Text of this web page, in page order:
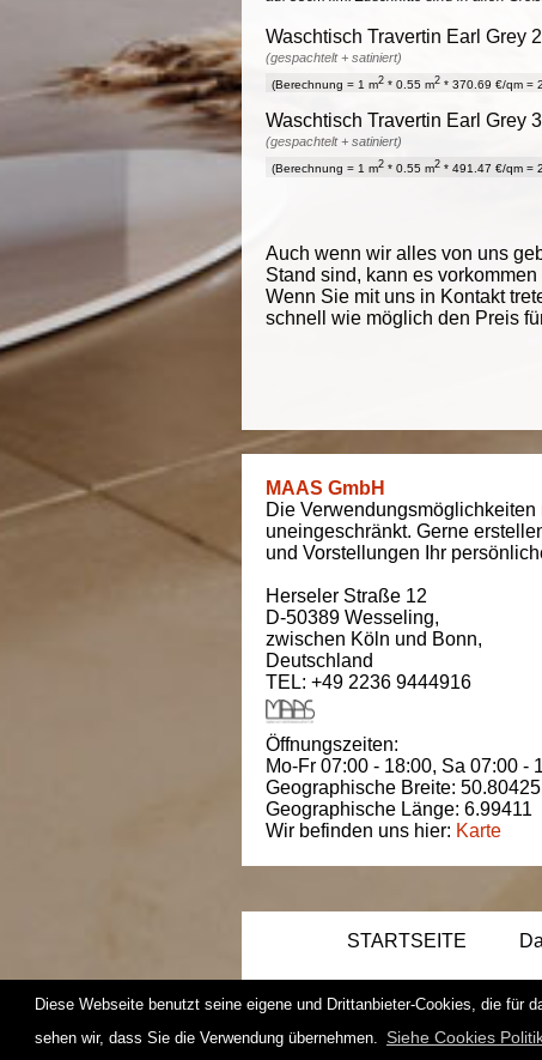
Diese Webseite benutzt seine eigene und Drittanbieter-Cookies, die für
sehen wir, dass Sie die Verwendung übernehmen.
Siehe Cookies
Waschtisch Travertin Earl Grey
(gespachtelt + satiniert)
(Berechnung = 1 m2 * 0.55 m2 * 370.69 €/qm =
Waschtisch Travertin Earl Grey
(gespachtelt + satiniert)
(Berechnung = 1 m2 * 0.55 m2 * 491.47 €/qm =
Auch wenn wir alles von uns
Stand sind, kann es
Wenn Sie mit uns in Kontakt
schnell wie möglich den Preis
MAAS GmbH
Die Verwendungsmöglichkeiten
uneingeschränkt. Gerne
und Vorstellungen Ihr
Herseler Straße 12
D-50389 Wesseling,
zwischen Köln und Bonn,
Deutschland
TEL: +49 2236 9444916
Öffnungszeiten:
Mo-Fr 07:00 - 18:00, Sa 07:00 -
Geographische Breite: 50.80425
Geographische Länge: 6.99411
Wir befinden uns hier: Karte
STARTSEITE